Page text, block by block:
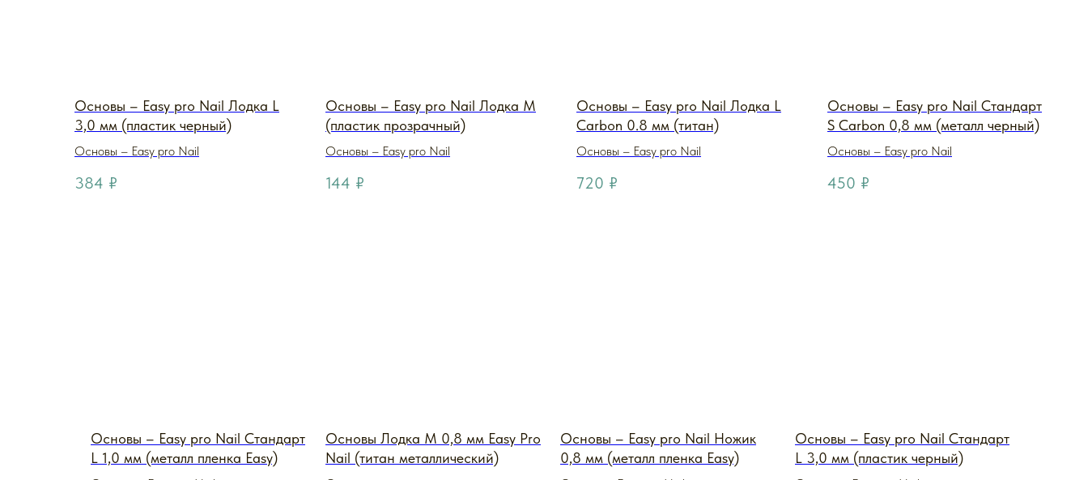
Основы – Easy pro Nail Лодка L
3,0 мм (пластик черный)
Основы – Easy pro Nail
384 ₽
Основы – Easy pro Nail Лодка M
(пластик прозрачный)
Основы – Easy pro Nail
144 ₽
Основы – Easy pro Nail Лодка L
Carbon 0.8 мм (титан)
Основы – Easy pro Nail
720 ₽
Основы – Easy pro Nail Стандарт
S Carbon 0,8 мм (металл черный)
Основы – Easy pro Nail
450 ₽
Основы – Easy pro Nail Стандарт
L 1,0 мм (металл пленка Easy)
Основы Лодка M 0,8 мм Easy Pro
Nail (титан металлический)
Основы – Easy pro Nail Ножик
0,8 мм (металл пленка Easy)
Основы – Easy pro Nail Стандарт
L 3,0 мм (пластик черный)